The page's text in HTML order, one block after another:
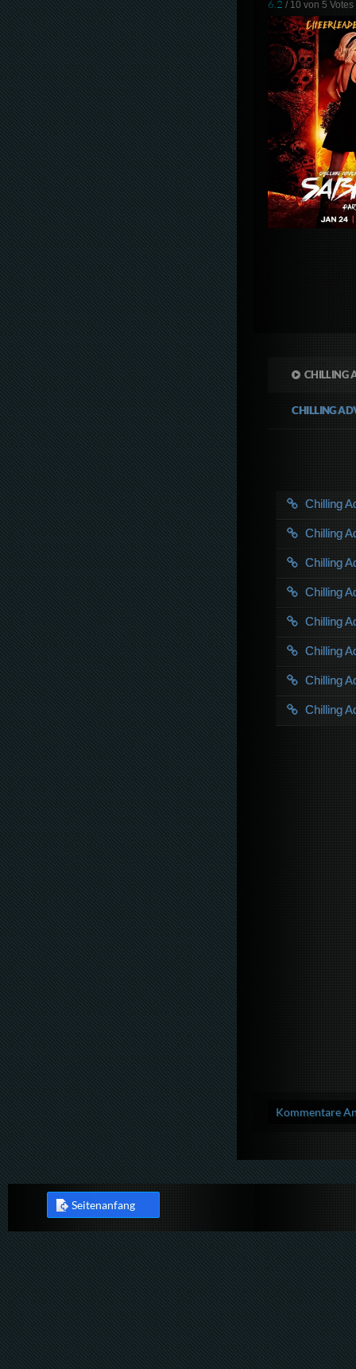
6.2 / 10 von5 Votes
CHILLING
CHILLING
Chilling
Chilling
Chilling
Chilling
Chilling
Chilling
Chilling
Chilling
Kommentare
Seitenanfang